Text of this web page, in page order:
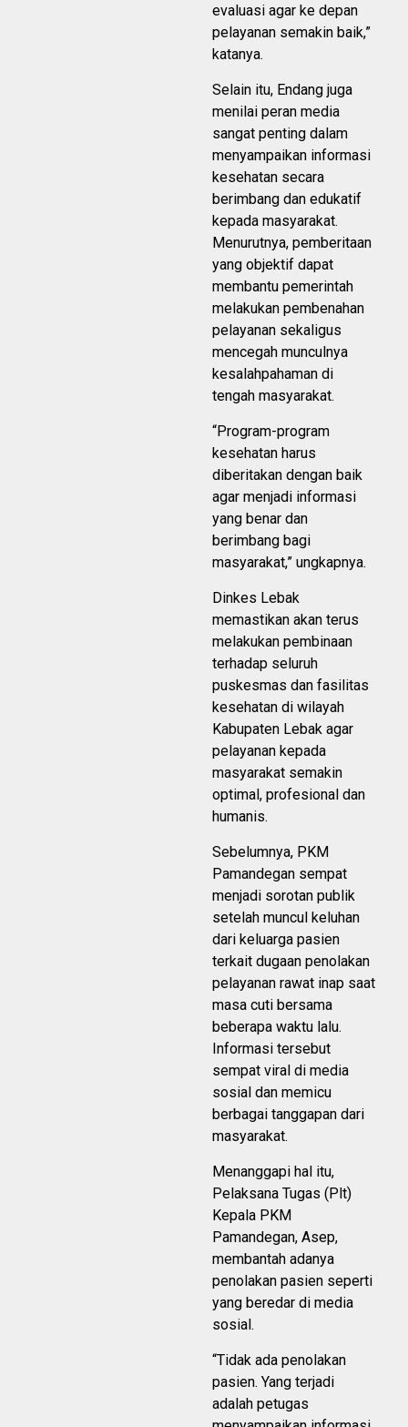
evaluasi agar ke depan
pelayanan semakin baik,”
katanya.
Selain itu, Endang juga
menilai peran media
sangat penting dalam
menyampaikan informasi
kesehatan secara
berimbang dan edukatif
kepada masyarakat.
Menurutnya, pemberitaan
yang objektif dapat
membantu pemerintah
melakukan pembenahan
pelayanan sekaligus
mencegah munculnya
kesalahpahaman di
tengah masyarakat.
“Program-program
kesehatan harus
diberitakan dengan baik
agar menjadi informasi
yang benar dan
berimbang bagi
masyarakat,” ungkapnya.
Dinkes Lebak
memastikan akan terus
melakukan pembinaan
terhadap seluruh
puskesmas dan fasilitas
kesehatan di wilayah
Kabupaten Lebak agar
pelayanan kepada
masyarakat semakin
optimal, profesional dan
humanis.
Sebelumnya, PKM
Pamandegan sempat
menjadi sorotan publik
setelah muncul keluhan
dari keluarga pasien
terkait dugaan penolakan
pelayanan rawat inap saat
masa cuti bersama
beberapa waktu lalu.
Informasi tersebut
sempat viral di media
sosial dan memicu
berbagai tanggapan dari
masyarakat.
Menanggapi hal itu,
Pelaksana Tugas (Plt)
Kepala PKM
Pamandegan, Asep,
membantah adanya
penolakan pasien seperti
yang beredar di media
sosial.
“Tidak ada penolakan
pasien. Yang terjadi
adalah petugas